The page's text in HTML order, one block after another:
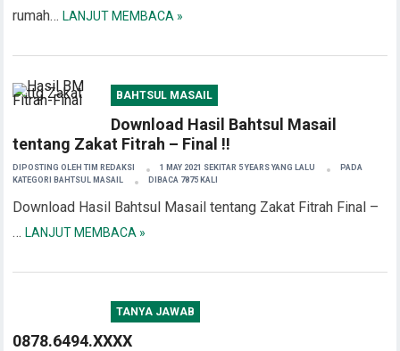
rumah…LANJUT MEMBACA »
BAHTSUL MASAIL
Download Hasil Bahtsul Masail
tentang Zakat Fitrah – Final !!
DIPOSTING OLEHTIM REDAKSI 1 MAY 2021 SEKITAR 5 YEARS YANG LALU
PADA
KATEGORI
BAHTSUL MASAIL DIBACA 7875 KALI
Download Hasil Bahtsul Masail tentang Zakat Fitrah Final –
…LANJUT MEMBACA »
TANYA JAWAB
0878.6494.XXXX